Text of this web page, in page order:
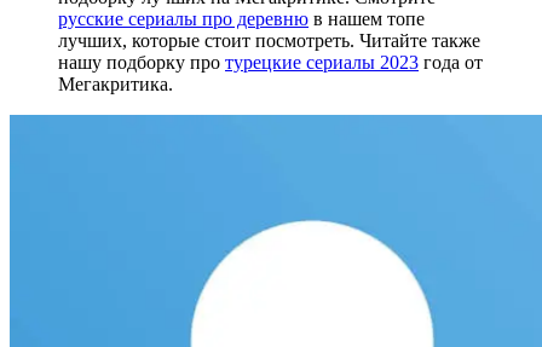
русские сериалы про деревню в нашем топе
лучших, которые стоит посмотреть. Читайте также
нашу подборку про турецкие сериалы 2023 года от
Мегакритика.